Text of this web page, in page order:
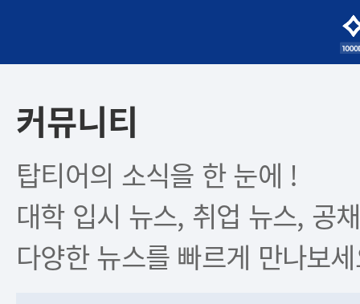
커뮤니티
탑티어의 소식을 한 눈에 !
대학 입시 뉴스, 취업 뉴스, 공
다양한 뉴스를 빠르게 만나보